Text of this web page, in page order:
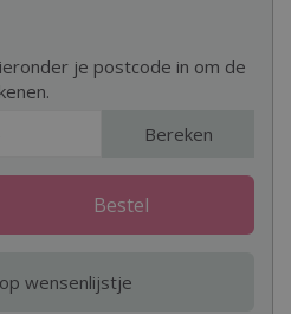
je postcode in om de
Bereken